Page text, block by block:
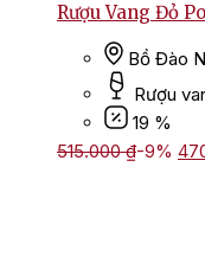
Rượu Vang Đỏ
Bồ Đào
Rượu
19 %
515.000₫-9% Giá